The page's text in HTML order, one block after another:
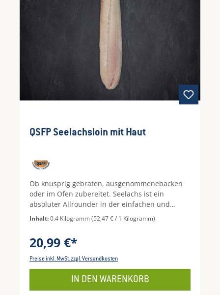
QSFP Seelachsloin mit Haut
Ob knusprig gebraten, ausgenommenebacken
oder im Ofen zubereitet. Seelachs ist ein
absoluter Allrounder in der einfachen und
unkomplizierten Fischküche. Das QSFP Siegel ist
das kulinarische i-Tüpfelchen für entspannte
leichte Küche auf ein neues Level und lassen Sie
sich diesen Leckerbissen nicht entgehen.
Inhalt:0.4 Kilogramm(52,47 € / 1 Kilogramm)
20,99 €*
Preise inkl. MwSt. zzgl. Versandkosten
IN DEN WARENKORB